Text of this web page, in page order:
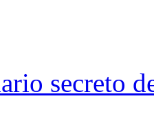
secreto